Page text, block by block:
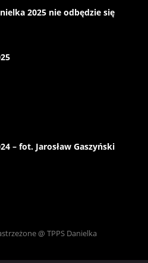
2025 nie odbędzie się
– fot. Jarosław Gaszyński
@ TPPS Danielka